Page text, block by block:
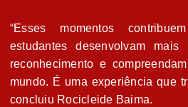
“Esses momentos
estudantes desenvolvam mais
reconhecimento e
mundo. É uma experiência que
concluiu Rocicleide Baima.